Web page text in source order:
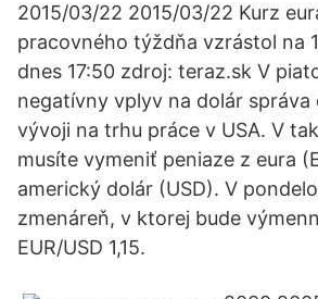
2015/03/22 2015/03/22 Kurz
pracovného týždňa vzrástol na
dnes 17:50 zdroj: teraz.sk V
negatívny vplyv na dolár správa
vývoji na trhu práce v USA. V
musíte vymeniť peniaze z eura
americký dolár (USD). V
zmenáreň, v ktorej bude
EUR/USD 1,15.